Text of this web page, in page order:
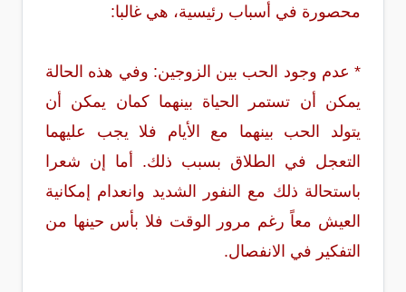
محصورة في أسباب رئيسية، هي غالبا:
* عدم وجود الحب بين الزوجين: وفي هذه الحالة
يمكن أن تستمر الحياة بينهما كمان يمكن أن
يتولد الحب بينهما مع الأيام فلا يجب عليهما
التعجل في الطلاق بسبب ذلك. أما إن شعرا
باستحالة ذلك مع النفور الشديد وانعدام إمكانية
العيش معاً رغم مرور الوقت فلا بأس حينها من
التفكير في الانفصال.